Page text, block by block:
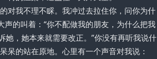
我不理不睬。我冲过去拉住你，问你为什
的叫着：“你不配做我的朋友，为什么把我
她，她本来就需要改正。”你没有再听我说什
呆的站在原地。心里有一个声音对我说：